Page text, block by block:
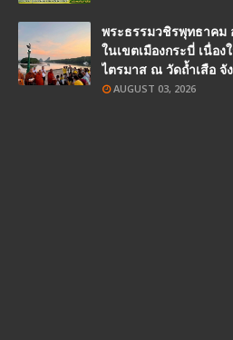
พระธรรมวชิรพุทธาค
ในเขตเมืองกระบี่ เนื่อ
ไตรมาส ณ วัดถ้ำเสือ จั
AUGUST 03, 2026